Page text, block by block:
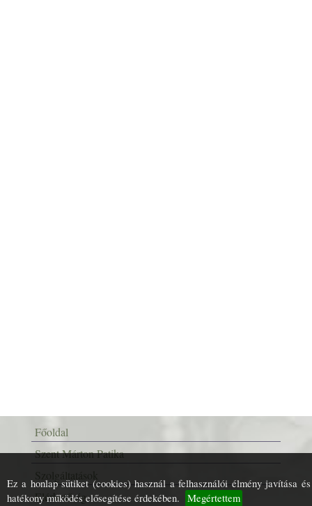
Ez a honlap sütiket (cookies) használ a felhasználói élmény javítása
hatékony működés elősegítése érdekében.
Megértettem
Főoldal
Szent Márton Patika
Szolgáltatások
Elérhetőség